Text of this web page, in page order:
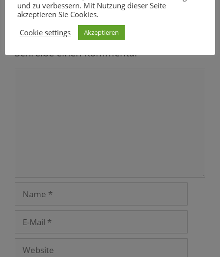
Schreibe einen Kommentar
Mail
Website
und zu verbessern. Mit Nutzung dieser Seite
akzeptieren Sie Cookies.
Cookie settings
Akzeptieren